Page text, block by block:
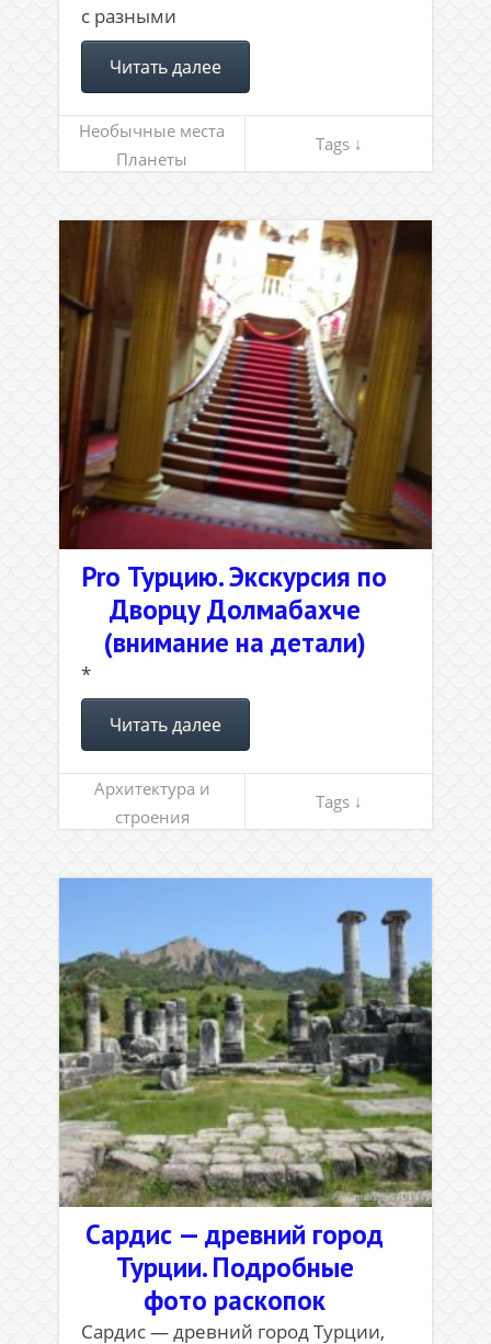
с разными
Читать далее
Необычные места
Планеты
Tags ↓
Pro Турцию. Экскурсия по
Дворцу Долмабахче
(внимание на детали)
*
Читать далее
Архитектура и
строения
Tags ↓
Сардис — древний город
Турции. Подробные
фото раскопок
Сардис — древний город Турции,